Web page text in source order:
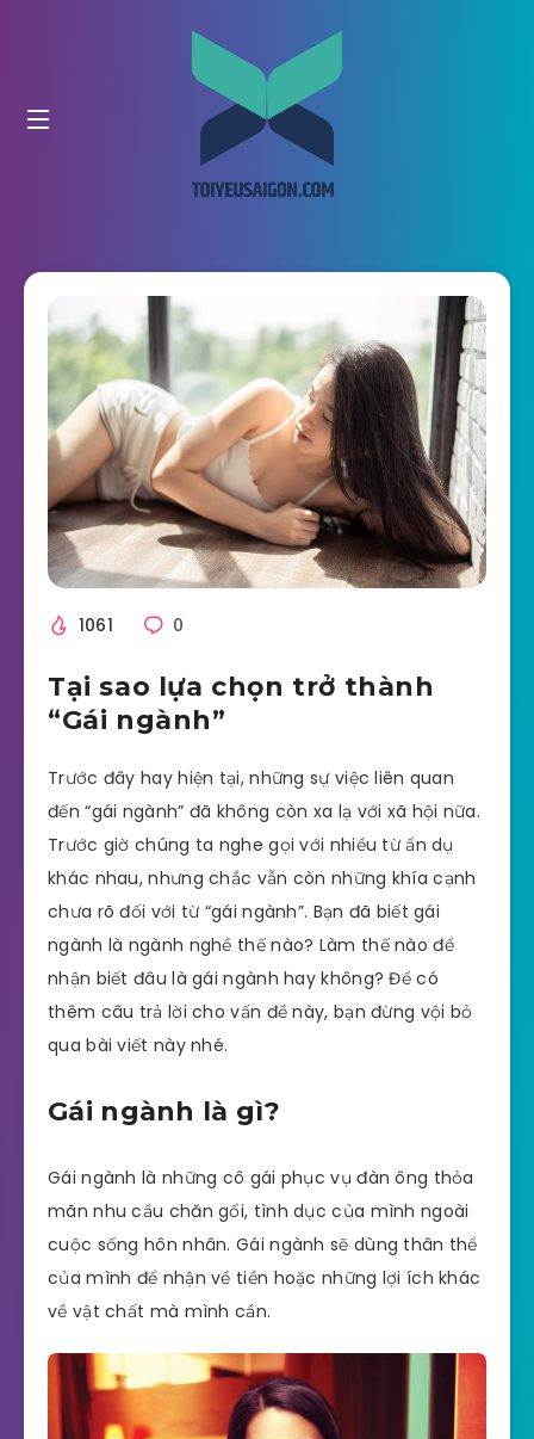
1061 0
Tại sao lựa chọn trở thành
“Gái ngành”
Trước đây hay hiện tại, những sự việc liên quan
đến “gái ngành” đã không còn xa lạ với xã hội nữa.
Trước giờ chúng ta nghe gọi với nhiều từ ẩn dụ
khác nhau, nhưng chắc vẫn còn những khía cạnh
chưa rõ đối với từ “gái ngành”. Bạn đã biết gái
ngành là ngành nghề thế nào? Làm thế nào để
nhận biết đâu là gái ngành hay không? Để có
thêm câu trả lời cho vấn đề này, bạn đừng vội bỏ
qua bài viết này nhé.
Gái ngành là gì?
Gái ngành là những cô gái phục vụ đàn ông thỏa
mãn nhu cầu chăn gối, tình dục của mình ngoài
cuộc sống hôn nhân. Gái ngành sẽ dùng thân thể
của mình để nhận về tiền hoặc những lợi ích khác
về vật chất mà mình cần.